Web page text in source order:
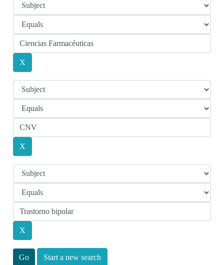
Start a new search